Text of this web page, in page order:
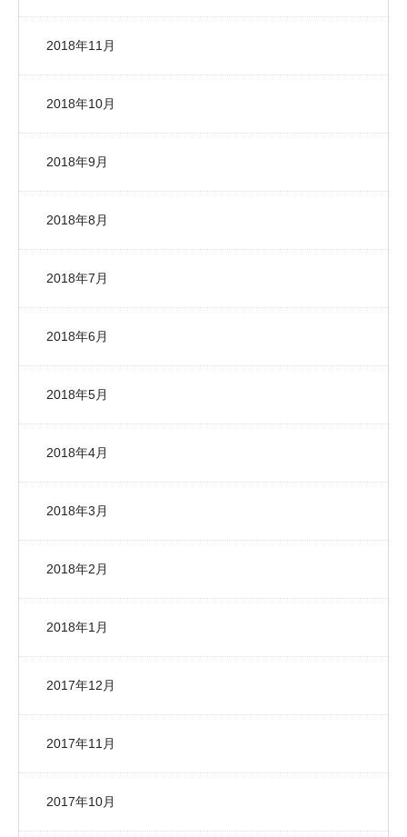
2018年11月
2018年10月
2018年9月
2018年8月
2018年7月
2018年6月
2018年5月
2018年4月
2018年3月
2018年2月
2018年1月
2017年12月
2017年11月
2017年10月